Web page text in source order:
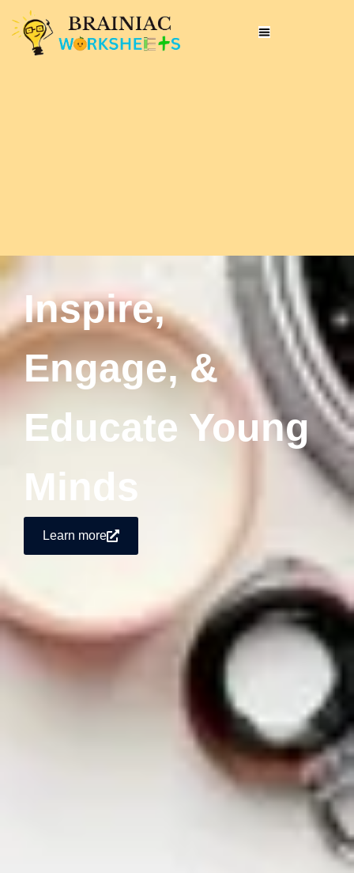
Inspire,
Engage, &
Educate Young
Minds
Learn more